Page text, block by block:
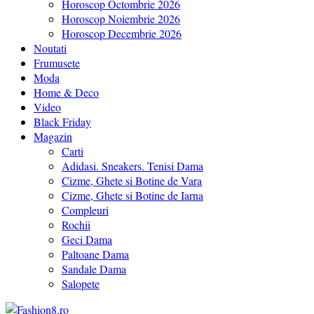
Horoscop Octombrie 2026
Horoscop Noiembrie 2026
Horoscop Decembrie 2026
Noutati
Frumusete
Moda
Home & Deco
Video
Black Friday
Magazin
Carti
Adidasi. Sneakers. Tenisi Dama
Cizme, Ghete si Botine de Vara
Cizme, Ghete si Botine de Iarna
Compleuri
Rochii
Geci Dama
Paltoane Dama
Sandale Dama
Salopete